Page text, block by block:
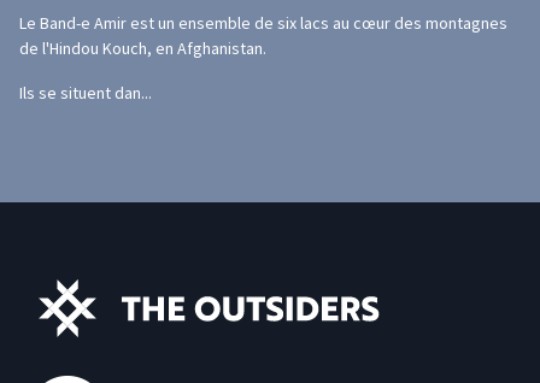
Le Band-e Amir est un ensemble de six lacs au cœur des montagnes
de l'Hindou Kouch, en Afghanistan.
Ils se situent dan...